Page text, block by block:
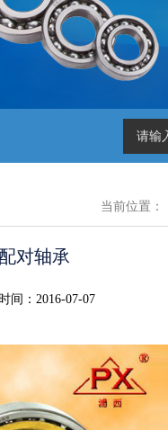
当前位置：
配对轴承
间：2016-07-07